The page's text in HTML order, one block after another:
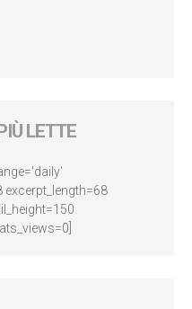
LETTE
excerpt_length=68